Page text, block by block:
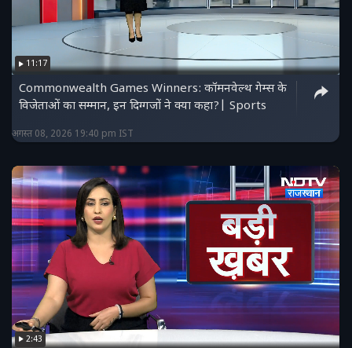
11:17
Commonwealth Games Winners: कॉमनवेल्थ गेम्स के
विजेताओं का सम्मान, इन दिग्गजों ने क्या कहा?| Sports
अगस्त 08, 2026 19:40 pm IST
2:43